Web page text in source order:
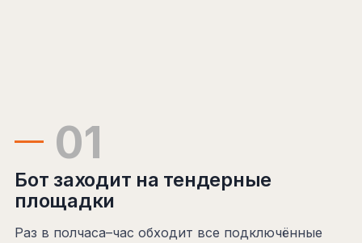
01
Бот заходит на тендерные
площадки
Раз в полчаса–час обходит все подключённые